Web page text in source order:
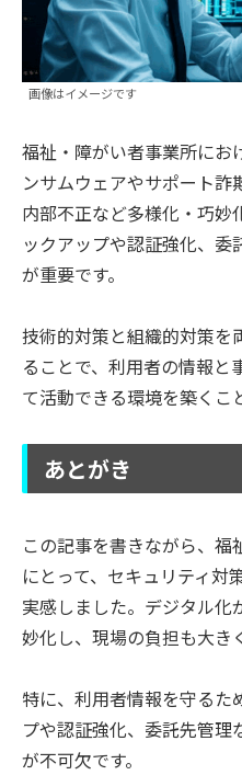
画像はイメージです
福祉・障がい者事業所にお
ンサムウェアやサポート詐
内部不正など多様化・巧妙
ックアップや認証強化、
が重要です。
技術的対策と組織的対策を
ることで、利用者の情報と
て活動できる環境を築くこ
あとがき
この記事を書きながら、
にとって、セキュリティ対
実感しました。デジタル化
妙化し、現場の負担も大き
特に、利用者情報を守るた
プや認証強化、委託先管
が不可欠です。